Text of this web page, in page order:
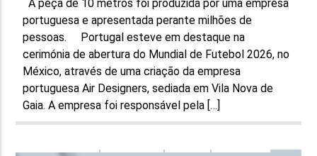
A peça de 10 metros foi produzida por uma empresa
portuguesa e apresentada perante milhões de
pessoas. Portugal esteve em destaque na
cerimónia de abertura do Mundial de Futebol 2026, no
México, através de uma criação da empresa
portuguesa Air Designers, sediada em Vila Nova de
Gaia. A empresa foi responsável pela […]